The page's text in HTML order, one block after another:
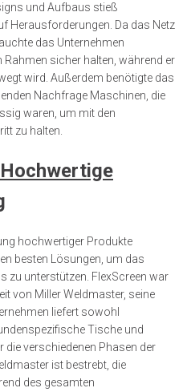
und Aufbaus stieß
Herausforderungen. Da das Netz
das Unternehmen
sicher halten, während er
wird. Außerdem benötigte das
Nachfrage Maschinen, die
waren, um mit den
zu halten.
hochwertiger Produkte
besten Lösungen, um das
zu unterstützen. FlexScreen war
von Miller Weldmaster, seine
liefert sowohl
Tische und
verschiedenen Phasen der
ist bestrebt, die
des gesamten